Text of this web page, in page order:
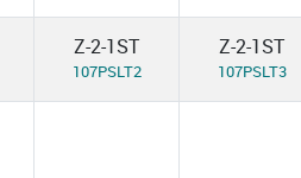
Z-2-1ST
107PSLT2
Z-2-1ST
107PSLT3